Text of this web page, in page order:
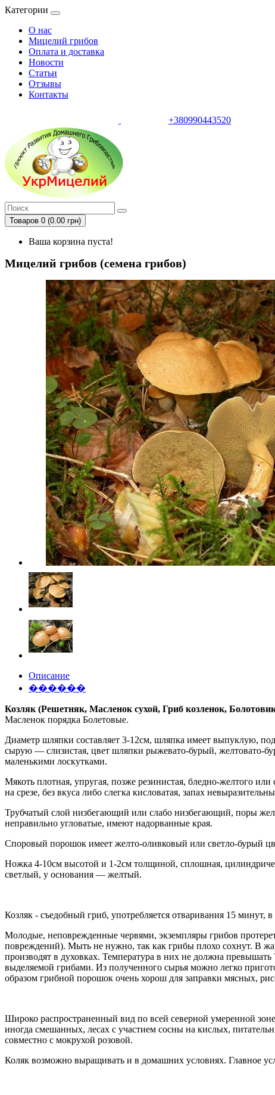
Категории
О нас
Мицелий грибов
Оплата и доставка
Новости
Статьи
Отзывы
Контакты
+380990443520
Товаров 0 (0.00 грн)
Ваша корзина пуста!
Мицелий грибов (семена грибов)
Описание
������
Козляк (Решетняк, Масленок сухой, Гриб козленок,
Масленок порядка Болетовые.
Диаметр шляпки составляет 3-12см, шляпка имеет выпуклую,
сырую — слизистая, цвет шляпки рыжевато-бурый, желтовато-
маленькими лоскутками.
Мякоть плотная, упругая, позже резинистая, бледно-желтого
на срезе, без вкуса либо слегка кисловатая, запах
Трубчатый слой низбегающий или слабо низбегающий, поры
неправильно угловатые, имеют надорванные края.
Споровый порошок имеет желто-оливковый или светло-бурый
Ножка 4-10см высотой и 1-2см толщиной, сплошная,
светлый, у основания — желтый.
Козляк - съедобный гриб, употребляется отваривания 15
Молодые, неповрежденные червями, экземпляры грибов
повреждений). Мыть не нужно, так как грибы плохо сохнут. В
производят в духовках. Температура в них не должна
выделяемой грибами. Из полученного сырья можно легко
образом грибной порошок очень хорош для заправки мясных,
Широко распространенный вид по всей северной умеренной
иногда смешанных, лесах с участием сосны на кислых,
совместно с мокрухой розовой.
Коляк возможно выращивать и в домашних условиях. Главное